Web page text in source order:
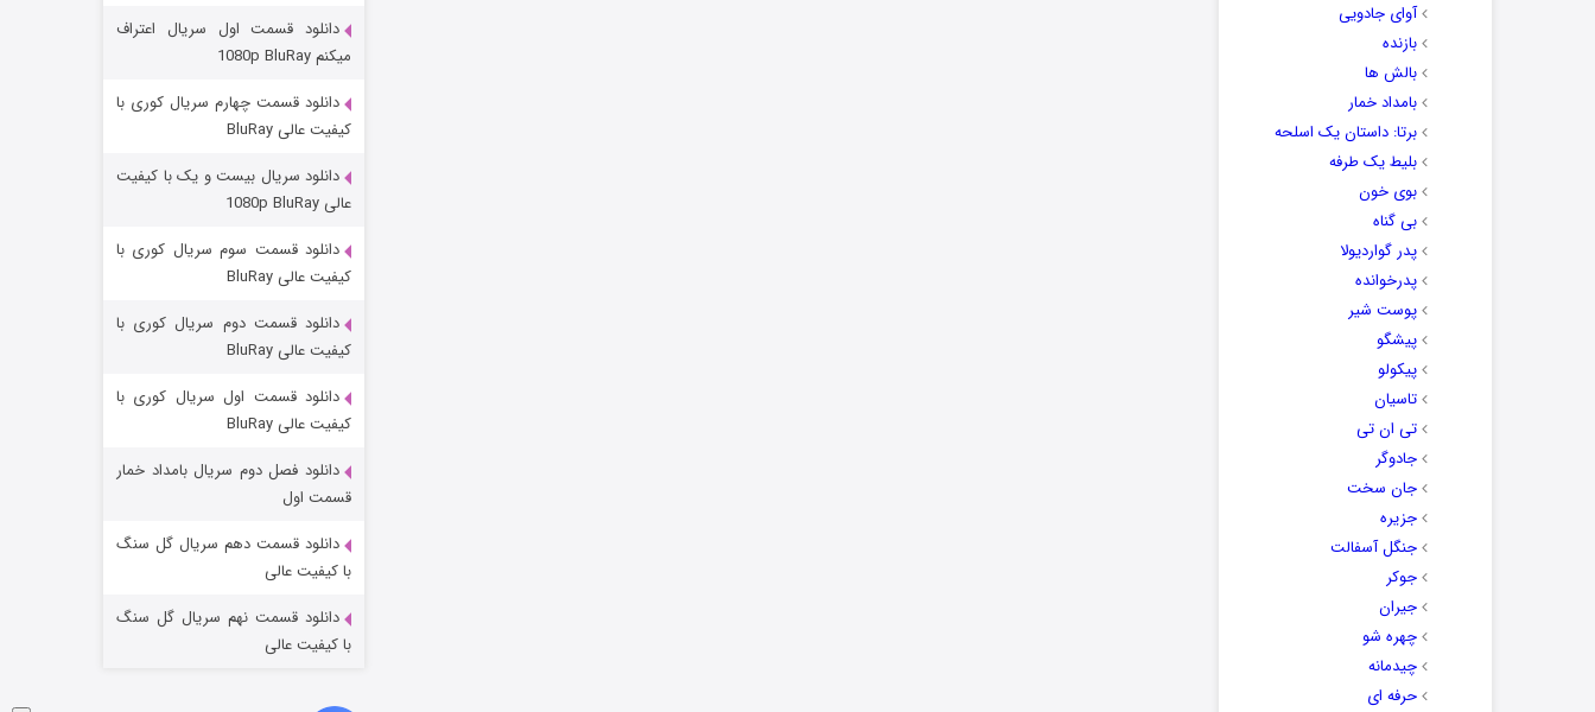
آوای جادویی
بازنده
بالش ها
بامداد خمار
برتا: داستان یک اسلحه
بلیط یک‌‌ طرفه
بوی خون
بی گناه
پدر گواردیولا
پدرخوانده
پوست شیر
پیشگو
پیکولو
تاسیان
تی ان تی
جادوگر
جان سخت
جزیره
جنگل آسفالت
جوکر
جیران
چهره شو
چیدمانه
حرفه ای
مردگان متحرک: شهر مرده ۳
شکست استوارت در نجات جهان
قسمت ۷ (زیرنویس) منتشر شد
دانلود قسمت اول سریال اعتراف
میکنم 1080p BluRay
دانلود قسمت چهارم سریال کوری با
کیفیت عالی BluRay
دانلود سریال بیست و یک با کیفیت
عالی 1080p BluRay
دانلود قسمت سوم سریال کوری با
کیفیت عالی BluRay
دانلود قسمت دوم سریال کوری با
کیفیت عالی BluRay
دانلود قسمت اول سریال کوری با
کیفیت عالی BluRay
دانلود فصل دوم سریال بامداد خمار
قسمت اول
دانلود قسمت دهم سریال گل سنگ
با کیفیت عالی
دانلود قسمت نهم سریال گل سنگ
با کیفیت عالی